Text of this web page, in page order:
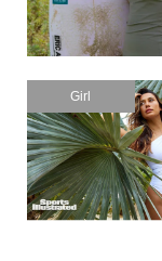
Girl